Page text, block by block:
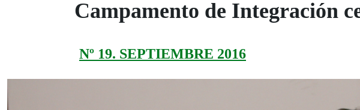
Campamento de Integración
Nº 19. SEPTIEMBRE 2016